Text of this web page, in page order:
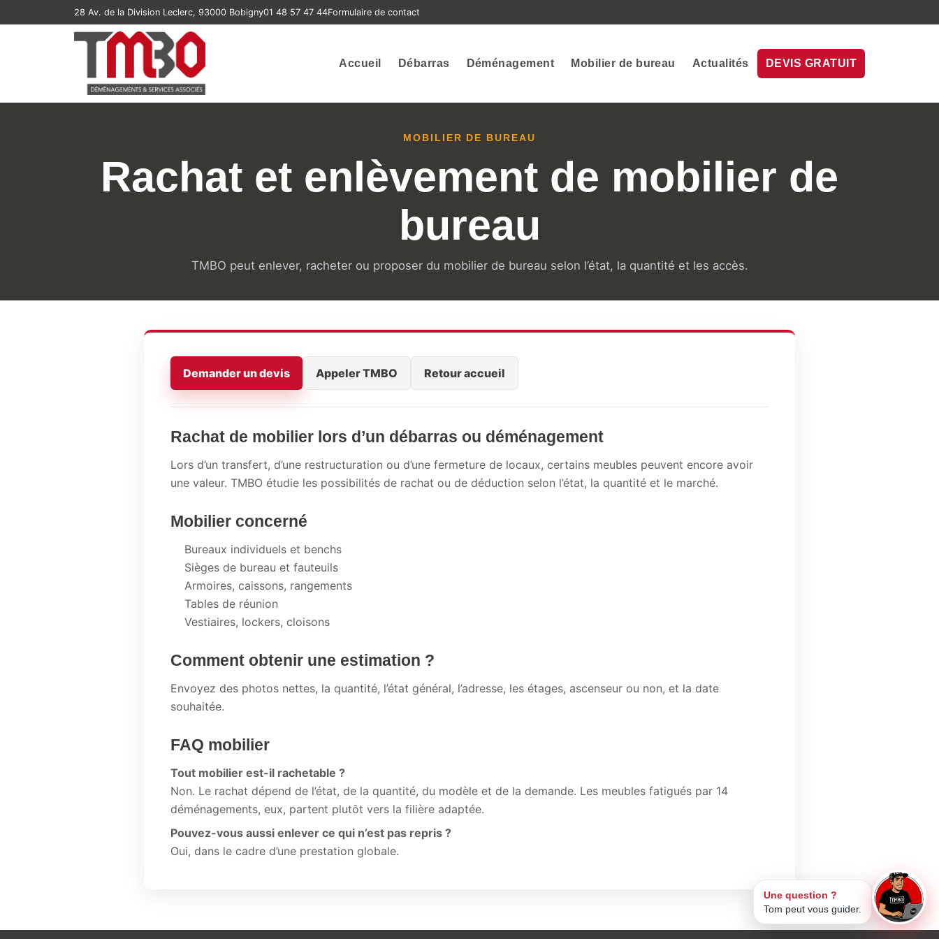
28 Av. de la Division Leclerc, 93000 Bobigny01 48 57 47 44Formulaire de contact
Accueil Débarras Déménagement Mobilier de bureau Actualités DEVIS GRATUIT
MOBILIER DE BUREAU
Rachat et enlèvement de mobilier de
bureau
TMBO peut enlever, racheter ou proposer du mobilier de bureau selon l’état, la quantité et les accès.
Demander un devis Appeler TMBO Retour accueil
Rachat de mobilier lors d’un débarras ou déménagement
Lors d’un transfert, d’une restructuration ou d’une fermeture de locaux, certains meubles peuvent encore avoir
une valeur. TMBO étudie les possibilités de rachat ou de déduction selon l’état, la quantité et le marché.
Mobilier concerné
Bureaux individuels et benchs
Sièges de bureau et fauteuils
Armoires, caissons, rangements
Tables de réunion
Vestiaires, lockers, cloisons
Comment obtenir une estimation ?
Envoyez des photos nettes, la quantité, l’état général, l’adresse, les étages, ascenseur ou non, et la date
souhaitée.
FAQ mobilier
Tout mobilier est-il rachetable ?
Non. Le rachat dépend de l’état, de la quantité, du modèle et de la demande. Les meubles fatigués par 14
déménagements, eux, partent plutôt vers la filière adaptée.
Pouvez-vous aussi enlever ce qui n’est pas repris ?
Oui, dans le cadre d’une prestation globale.
Une question ?
Tom peut vous guider.